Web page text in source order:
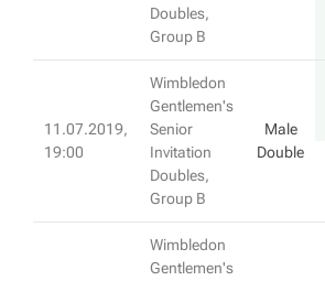
Doubles,
Group B
11.07.2019,
19:00
Wimbledon
Gentlemen's
Senior
Invitation
Doubles,
Group B
Male
Double
Wimbledon
Gentlemen's